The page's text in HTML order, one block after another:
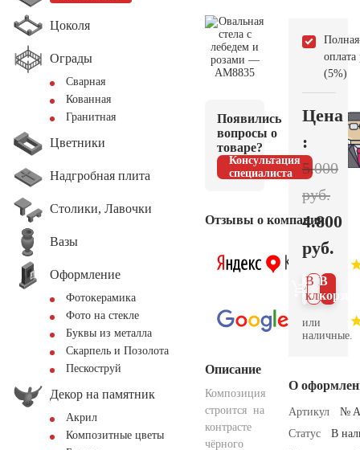
Цоколя
Ограды
Сварная
Кованная
Гранитная
Цветники
Надгробная плита
Столики, Лавочки
Вазы
Оформление
Фотокерамика
Фото на стекле
Буквы из металла
Скарпель и Позолота
Пескоструй
Декор на памятник
Акрил
Композитные цветы
Появились
вопросы о
товаре?
Консультация
специалиста
Отзывы о компании
Описание
Композиция
строится на
контрасте
чёрного
Полная
оплата
(5%)
Цена
:
5.000
руб.
4.800
руб.
В
В 1
клик
или
наличные.
О
Артикул
№
Статус
В